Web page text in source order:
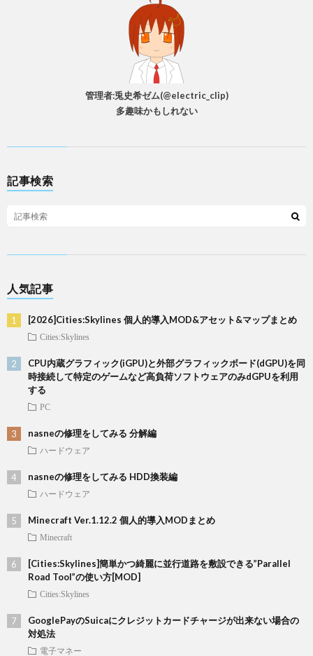
管理者:兎史希ゼム(@electric_clip)
多趣味かもしれない
記事検索
人気記事
[2026]Cities:Skylines 個人的導入MOD&アセット&マップまとめ
Cities:Skylines
CPU内蔵グラフィック(iGPU)と外部グラフィックボード(dGPU)を同
時接続して特定のゲームなど高負荷ソフトウェアのみdGPUを利用
する
PC
nasneの修理をしてみる 分解編
ハードウェア
nasneの修理をしてみる HDD換装編
ハードウェア
Minecraft Ver.1.12.2 個人的導入MODまとめ
Minecraft
[Cities:Skylines]簡単かつ綺麗に並行道路を敷設できる”Parallel
Road Tool”の使い方[MOD]
Cities:Skylines
GooglePayのSuicaにクレジットカードチャージが出来ない場合の
対処法
電子マネー